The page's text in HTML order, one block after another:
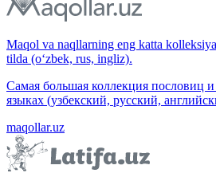
Maqol va naqllarning eng katta
tilda (o‘zbek, rus, ingliz).
Самая большая коллекция пословиц
языках (узбекский, русский,
maqollar.uz